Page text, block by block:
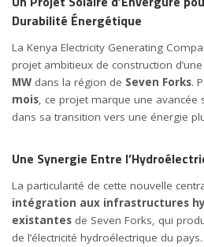
Durabilité Énergétique
La Kenya Electricity Generating
projet ambitieux de construction
MW dans la région de Seven Forks.
mois, ce projet marque une avancée
dans sa transition vers une énergie
Une Synergie Entre
La particularité de cette nouvelle
intégration aux infrastructures
existantes de Seven Forks, qui
de l’électricité hydroélectrique du